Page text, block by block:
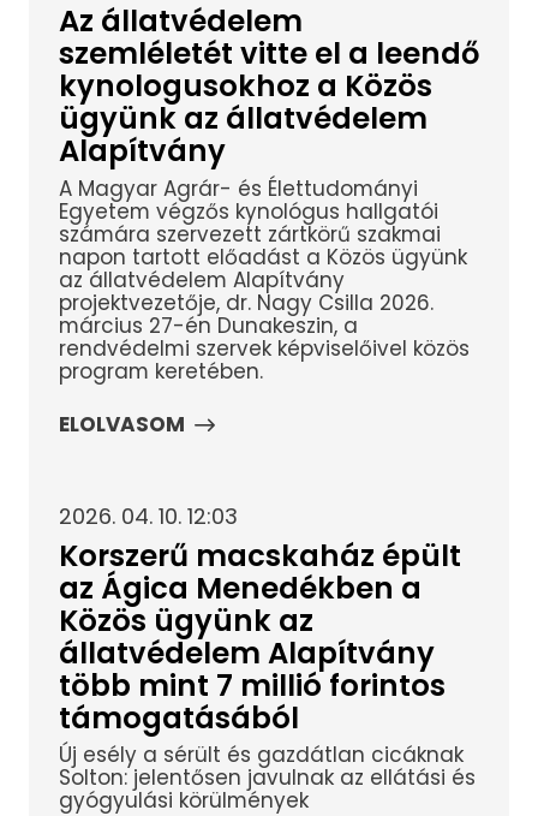
Az állatvédelem
szemléletét vitte el a leendő
kynologusokhoz a Közös
ügyünk az állatvédelem
Alapítvány
A Magyar Agrár- és Élettudományi
Egyetem végzős kynológus hallgatói
számára szervezett zártkörű szakmai
napon tartott előadást a Közös ügyünk
az állatvédelem Alapítvány
projektvezetője, dr. Nagy Csilla 2026.
március 27-én Dunakeszin, a
rendvédelmi szervek képviselőivel közös
program keretében.
ELOLVASOM
2026. 04. 10. 12:03
Korszerű macskaház épült
az Ágica Menedékben a
Közös ügyünk az
állatvédelem Alapítvány
több mint 7 millió forintos
támogatásából
Új esély a sérült és gazdátlan cicáknak
Solton: jelentősen javulnak az ellátási és
gyógyulási körülmények